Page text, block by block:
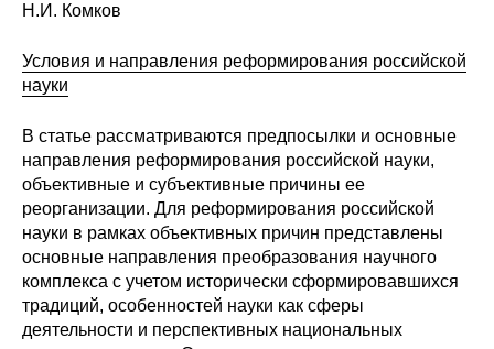
Научная жизнь
Издания
Проблемы прогнозирования
О журнале
Номера журналов
Н.И. Комков
Условия и направления реформирования российской
науки
В статье рассматриваются предпосылки и основные
направления реформирования российской науки,
объективные и субъективные причины ее
реорганизации. Для реформирования российской
науки в рамках объективных причин представлены
основные направления преобразования научного
комплекса с учетом исторически сформировавшихся
традиций, особенностей науки как сферы
деятельности и перспективных национальных